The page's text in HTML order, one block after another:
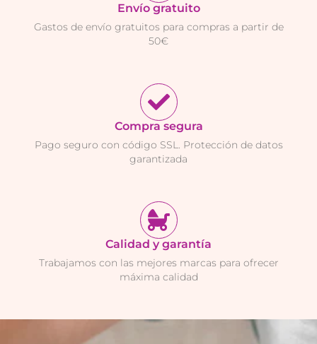
Envío gratuito
Gastos de envío gratuitos para compras a partir de
50€
Compra segura
Pago seguro con código SSL. Protección de datos
garantizada
Calidad y garantía
Trabajamos con las mejores marcas para ofrecer
máxima calidad